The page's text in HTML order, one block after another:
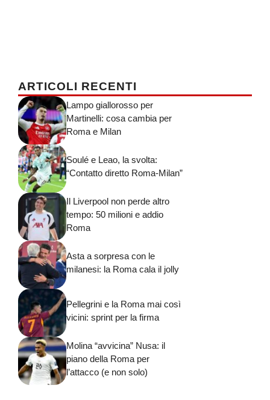
ARTICOLI RECENTI
Lampo giallorosso per
Martinelli: cosa cambia per
Roma e Milan
Soulé e Leao, la svolta:
“Contatto diretto Roma-Milan”
Il Liverpool non perde altro
tempo: 50 milioni e addio
Roma
Asta a sorpresa con le
milanesi: la Roma cala il jolly
Pellegrini e la Roma mai così
vicini: sprint per la firma
Molina “avvicina” Nusa: il
piano della Roma per
l’attacco (e non solo)